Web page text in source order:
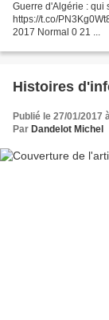
Guerre d'Algérie : qui
https://t.co/
2017 Normal 0 21 ...
Publié le 27/01/2017
Par Dandelot Michel